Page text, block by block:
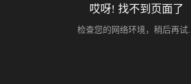
哎呀! 找不到页面了
检查您的网络环境，稍后再试...